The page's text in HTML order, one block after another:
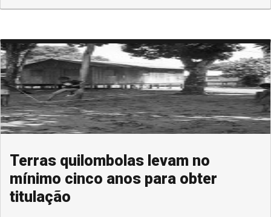
Terras quilombolas levam no
mínimo cinco anos para obter
titulação